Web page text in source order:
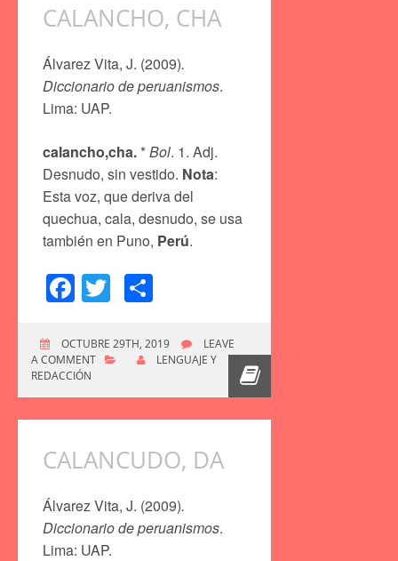
CALANCHO, CHA
Álvarez Vita, J. (2009).
Diccionario de peruanismos.
Lima: UAP.
calancho,cha. *Bol. 1. Adj.
Desnudo, sin vestido. Nota:
Esta voz, que deriva del
quechua, cala, desnudo, se usa
también en Puno, Perú.
Facebook
Twitter
OCTUBRE 29TH, 2019
LEAVE
A COMMENT
LENGUAJE Y
REDACCIÓN
CALANCUDO, DA
Álvarez Vita, J. (2009).
Diccionario de peruanismos.
Lima: UAP.